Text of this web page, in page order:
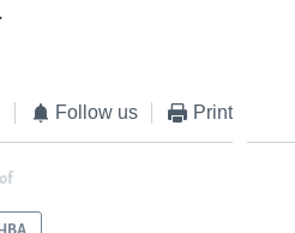
Follow us Print